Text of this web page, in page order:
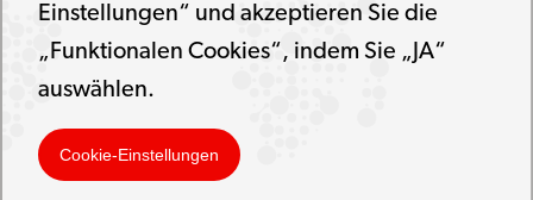
Einstellungen“ und akzeptieren Sie die
„Funktionalen Cookies“, indem Sie „JA“
auswählen.
Cookie-Einstellungen